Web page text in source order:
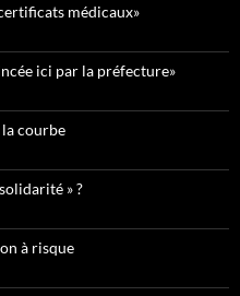
médicaux»
ici par la préfecture»
la courbe
» ?
à risque